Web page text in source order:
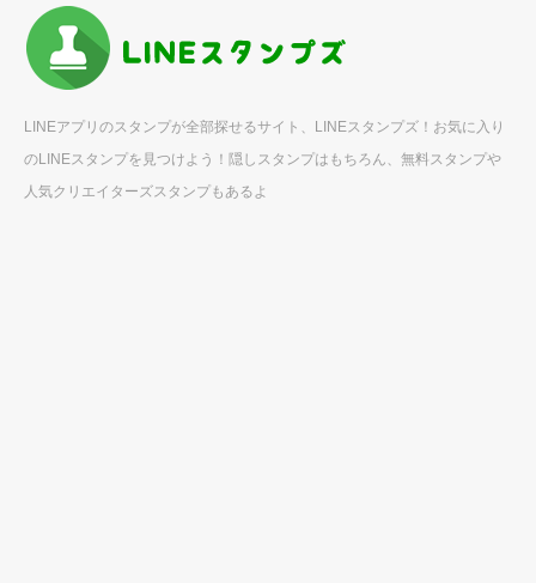
LINEアプリのスタンプが全部探せるサイト、LINEスタンプズ！お気に入り
のLINEスタンプを見つけよう！隠しスタンプはもちろん、無料スタンプや
人気クリエイターズスタンプもあるよ